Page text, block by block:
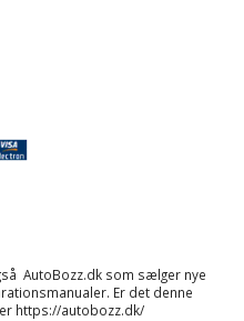
AutoBozz.dk som sælger nye
. Er det denne
https://autobozz.dk/